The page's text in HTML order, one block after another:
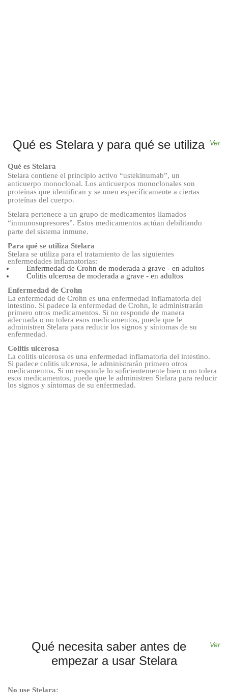
Ver
Qué es Stelara y para qué se utiliza
Qué es Stelara
Stelara contiene el principio activo “ustekinumab”, un
anticuerpo monoclonal. Los anticuerpos monoclonales son
proteínas que identifican y se unen específicamente a ciertas
proteínas del cuerpo.
Stelara pertenece a un grupo de medicamentos llamados
“inmunosupresores”. Estos medicamentos actúan debilitando
parte del sistema inmune.
Para qué se utiliza Stelara
Stelara se utiliza para el tratamiento de las siguientes
enfermedades inflamatorias:
Enfermedad de Crohn de moderada a grave - en adultos
Colitis ulcerosa de moderada a grave - en adultos
Enfermedad de Crohn
La enfermedad de Crohn es una enfermedad inflamatoria del
intestino. Si padece la enfermedad de Crohn, le administrarán
primero otros medicamentos. Si no responde de manera
adecuada o no tolera esos medicamentos, puede que le
administren Stelara para reducir los signos y síntomas de su
enfermedad.
Colitis ulcerosa
La colitis ulcerosa es una enfermedad inflamatoria del intestino.
Si padece colitis ulcerosa, le administrarán primero otros
medicamentos. Si no responde lo suficientemente bien o no tolera
esos medicamentos, puede que le administren Stelara para reducir
los signos y síntomas de su enfermedad.
Ver
Qué necesita saber antes de
empezar a usar Stelara
No use Stelara: